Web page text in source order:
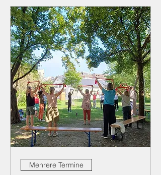
Mehrere Termine